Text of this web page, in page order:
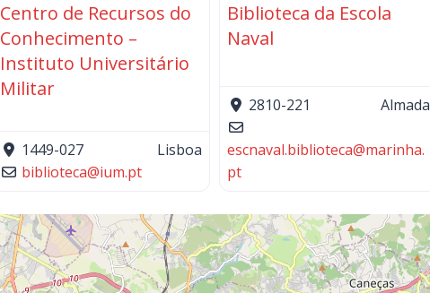
Centro de Recursos do
Conhecimento –
Instituto Universitário
Militar
1449-027
Lisboa
biblioteca@ium.pt
Biblioteca da Escola
Naval
2810-221 Almada
escnaval.biblioteca@marinha.
pt